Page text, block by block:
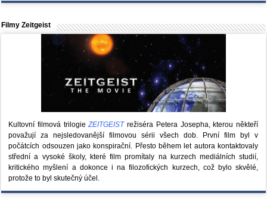
Filmy Zeitgeist
Kultovní filmová trilogieZEITGEISTrežiséra Petera Josepha, kterou někteří
považují za nejsledovanější filmovou sérii všech dob. První film byl v
počátcích odsouzen jako konspirační. Přesto během let autora kontaktovaly
střední a vysoké školy, které film promítaly na kurzech mediálních studií,
kritického myšlení a dokonce i na filozofických kurzech, což bylo skvělé,
protože to byl skutečný účel.